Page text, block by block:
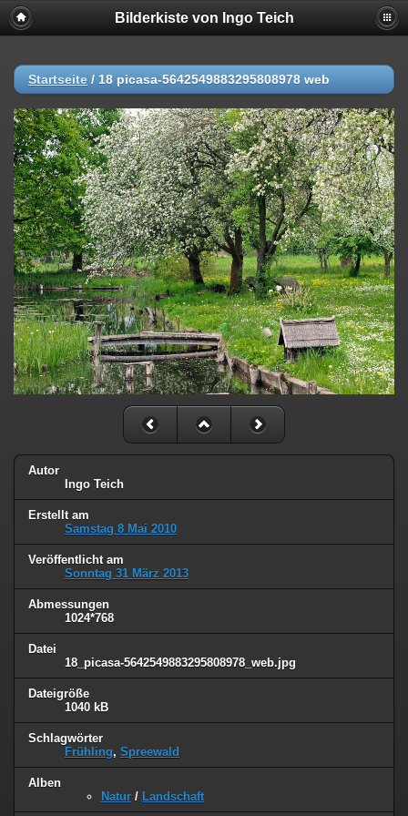
Bilderkiste von Ingo Teich
Startseite / 18 picasa-5642549883295808978 web
Autor
Ingo Teich
Erstellt am
Samstag 8 Mai 2010
Veröffentlicht am
Sonntag 31 März 2013
Abmessungen
1024*768
Datei
18_picasa-5642549883295808978_web.jpg
Dateigröße
1040 kB
Schlagwörter
Frühling, Spreewald
Alben
Natur / Landschaft